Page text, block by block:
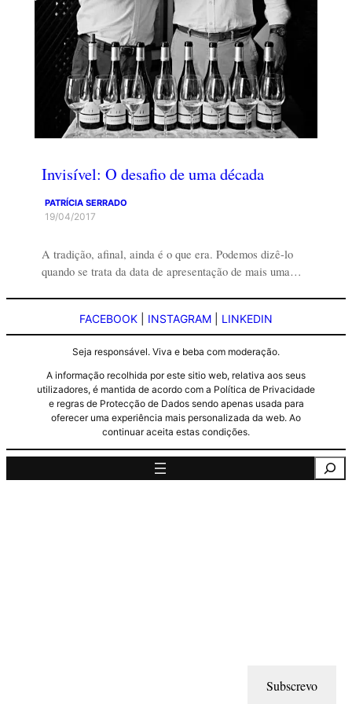
Invisível: O desafio de uma década
PATRÍCIA SERRADO
19/04/2017
A tradição, afinal, ainda é o que era. Podemos dizê-lo
quando se trata da data de apresentação de mais uma…
FACEBOOK INSTAGRAM LINKEDIN
Seja responsável. Viva e beba com moderação.
A informação recolhida por este sitio web, relativa aos seus
utilizadores, é mantida de acordo com a Política de Privacidade
e regras de Protecção de Dados sendo apenas usada para
oferecer uma experiência mais personalizada da web. Ao
continuar aceita estas condições.
Subscrevo